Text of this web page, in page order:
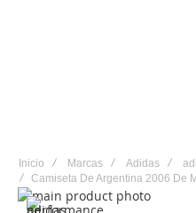
Inicio Marcas Adidas
Camiseta De Argentina 2006 De